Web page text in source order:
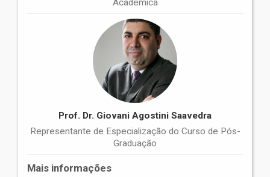
Acadêmica
Prof. Dr. Giovani Agostini Saavedra
Representante de Especialização do Curso de Pós-
Graduação
Mais informações